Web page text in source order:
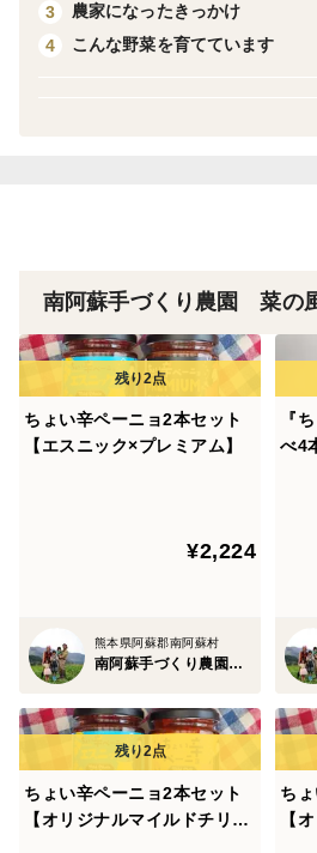
栽培・生産のこだわり
阿蘇の大自然の中、おいしい空
しい野菜を育ててくれます。
露地栽培で寒暖差の大きな気候
す。
3
農家になったきっかけ
4
こんな野菜を育てています
南阿蘇手づくり農園 菜の
ちょい辛ペーニョ2本セット
【エスニック×プレミアム】
¥2,224
熊本県阿蘇郡南阿蘇村
南阿蘇手づくり農園 菜の風
『
べ4
ちょい辛ペーニョ2本セット
【オリジナルマイルドチリ×
ち
【